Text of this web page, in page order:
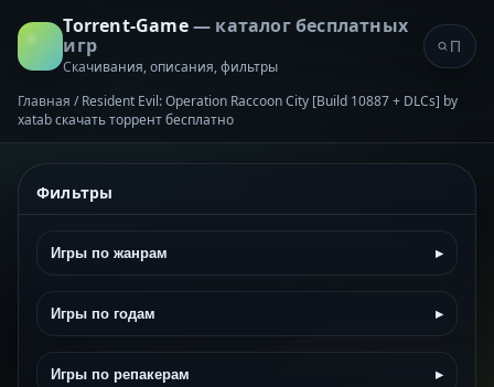
Torrent-Game— каталог бесплатных
игр
Скачивания, описания, фильтры
Главная / Resident Evil: Operation Raccoon City [Build 10887 + DLCs] by
xatab скачать торрент бесплатно
Фильтры
Игры по жанрам ▸
Игры по годам ▸
Игры по репакерам ▸